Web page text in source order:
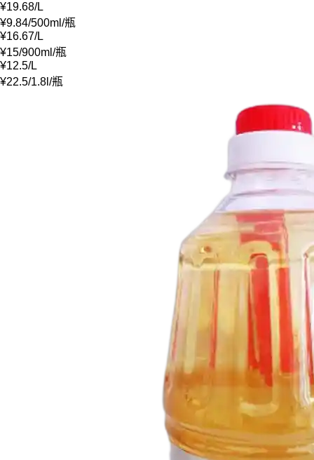
¥19.68/L
¥9.84/500ml /瓶
¥16.67/L
¥15/900ml /瓶
¥12.5/L
¥22.5/1.8l /瓶